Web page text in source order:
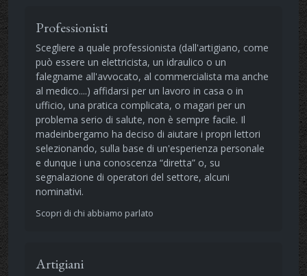
Professionisti
Scegliere a quale professionista (dall'artigiano, come
può essere un elettricista, un idraulico o un
falegname all'avvocato, al commercialista ma anche
al medico....) affidarsi per un lavoro in casa o in
ufficio, una pratica complicata, o magari per un
problema serio di salute, non è sempre facile. Il
madeinbergamo ha deciso di aiutare i propri lettori
selezionando, sulla base di un'esperienza personale
e dunque i una conoscenza “diretta” o, su
segnalazione di operatori del settore, alcuni
nominativi.
Scopri di chi abbiamo parlato
Artigiani